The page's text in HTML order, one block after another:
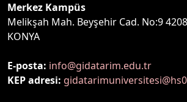
Merkez Kampüs
Melikşah Mah. Beyşehir Cad. No:9
KONYA
E-posta: info@gidatarim.edu.tr
KEP adresi: